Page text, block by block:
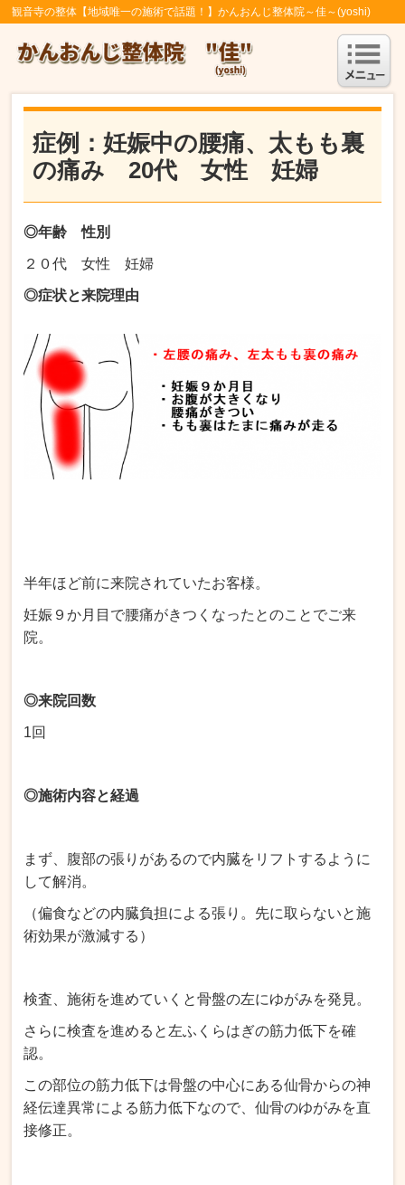
観音寺の整体【地域唯一の施術で話題！】かんおんじ整体院～佳～(yoshi)
症例：妊娠中の腰痛、太もも裏
の痛み 20代 女性 妊婦
◎年齢 性別
２０代 女性 妊婦
◎症状と来院理由
半年ほど前に来院されていたお客様。
妊娠９か月目で腰痛がきつくなったとのことでご来
院。
◎来院回数
1回
◎施術内容と経過
まず、腹部の張りがあるので内臓をリフトするように
して解消。
（偏食などの内臓負担による張り。先に取らないと施
術効果が激減する）
検査、施術を進めていくと骨盤の左にゆがみを発見。
さらに検査を進めると左ふくらはぎの筋力低下を確
認。
この部位の筋力低下は骨盤の中心にある仙骨からの神
経伝達異常による筋力低下なので、仙骨のゆがみを直
接修正。